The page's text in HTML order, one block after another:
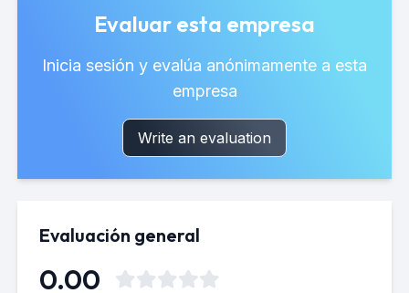
Evaluar esta empresa
Inicia sesión y evalúa anónimamente a esta
empresa
Write an evaluation
Evaluación general
0.00